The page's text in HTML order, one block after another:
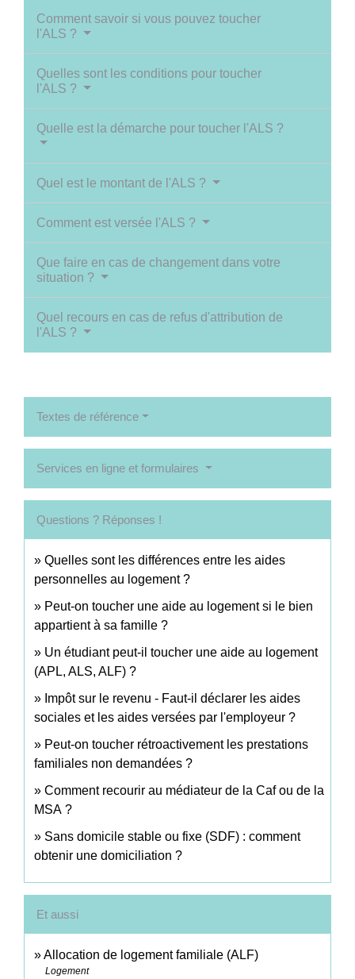
Comment savoir si vous pouvez toucher
l'ALS ?
Quelles sont les conditions pour toucher
l'ALS ?
Quelle est la démarche pour toucher l'ALS ?
Quel est le montant de l'ALS ?
Comment est versée l'ALS ?
Que faire en cas de changement dans votre
situation ?
Quel recours en cas de refus d'attribution de
l'ALS ?
Textes de référence
Services en ligne et formulaires
Questions ? Réponses !
Quelles sont les différences entre les aides
personnelles au logement ?
Peut-on toucher une aide au logement si le bien
appartient à sa famille ?
Un étudiant peut-il toucher une aide au logement
(APL, ALS, ALF) ?
Impôt sur le revenu - Faut-il déclarer les aides
sociales et les aides versées par l'employeur ?
Peut-on toucher rétroactivement les prestations
familiales non demandées ?
Comment recourir au médiateur de la Caf ou de la
MSA ?
Sans domicile stable ou fixe (SDF) : comment
obtenir une domiciliation ?
Et aussi
Allocation de logement familiale (ALF)
Logement